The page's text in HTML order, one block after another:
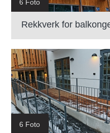
6 Foto
Rekkverk for
6 Foto